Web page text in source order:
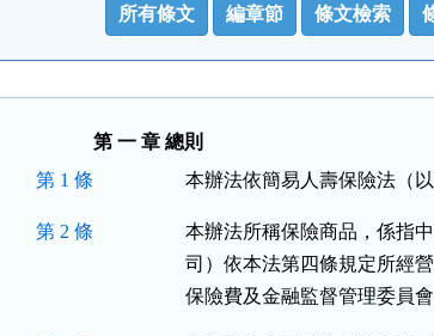
所有條文 編章節 條文檢索
第 一 章 總則
第 1 條
本辦法依簡易人壽保險法（
第 2 條
本辦法所稱保險商品，係指
司）依本法第四條規定所經
保險費及金融監督管理委員